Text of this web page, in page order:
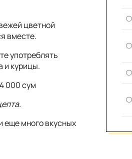
цветной
вместе.
употреблять
и курицы.
000 сум
еще много вкусных